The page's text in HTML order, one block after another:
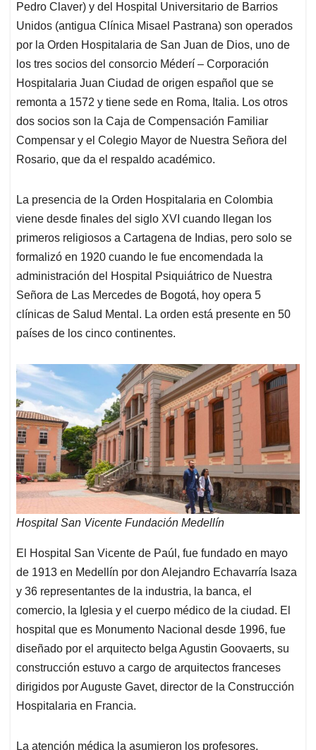
Pedro Claver) y del Hospital Universitario de Barrios
Unidos (antigua Clínica Misael Pastrana) son operados
por la Orden Hospitalaria de San Juan de Dios, uno de
los tres socios del consorcio Méderí – Corporación
Hospitalaria Juan Ciudad de origen español que se
remonta a 1572 y tiene sede en Roma, Italia. Los otros
dos socios son la Caja de Compensación Familiar
Compensar y el Colegio Mayor de Nuestra Señora del
Rosario, que da el respaldo académico.
La presencia de la Orden Hospitalaria en Colombia
viene desde finales del siglo XVI cuando llegan los
primeros religiosos a Cartagena de Indias, pero solo se
formalizó en 1920 cuando le fue encomendada la
administración del Hospital Psiquiátrico de Nuestra
Señora de Las Mercedes de Bogotá, hoy opera 5
clínicas de Salud Mental. La orden está presente en 50
países de los cinco continentes.
Hospital San Vicente Fundación Medellín
El Hospital San Vicente de Paúl, fue fundado en mayo
de 1913 en Medellín por don Alejandro Echavarría Isaza
y 36 representantes de la industria, la banca, el
comercio, la Iglesia y el cuerpo médico de la ciudad. El
hospital que es Monumento Nacional desde 1996, fue
diseñado por el arquitecto belga Agustin Goovaerts, su
construcción estuvo a cargo de arquitectos franceses
dirigidos por Auguste Gavet, director de la Construcción
Hospitalaria en Francia.
La atención médica la asumieron los profesores,